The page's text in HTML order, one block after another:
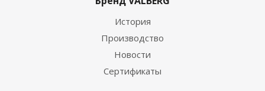
История
Производство
Новости
Сертификаты